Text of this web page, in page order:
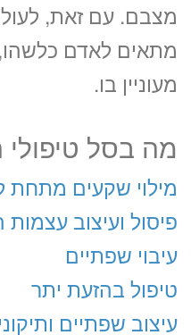
מצבם. עם זאת,
מתאים לאדם
מעוניין בו.
מה בסל טיפולי
מילוי שקעים מתחת
פיסול ועיצוב
עיבוי שפתיים
טיפול בהזעת יתר
עיצוב שפתיים